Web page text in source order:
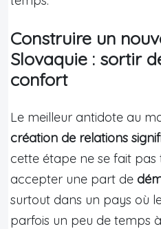
Construire un
Slovaquie : sortir
confort
Le meilleur antidote au
création de relations
cette étape ne se fait pas
accepter une part de
surtout dans un pays où
parfois un peu de temps